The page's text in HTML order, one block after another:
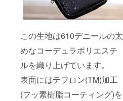
この生地は610デニールの太
めなコーデュラポリエステ
ルを織り上げています。
表面にはテフロン(TM)加工
(フッ素樹脂コーティング)を